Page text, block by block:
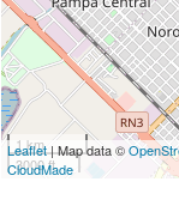
1 km
3000 ft
Leaflet| Map data ©
CloudMade